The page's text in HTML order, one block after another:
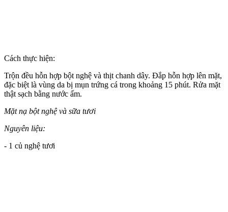
Cách thực hiện:
Trộn đều hỗn hợp bột nghệ và thịt chanh dây. Đắp hỗn hợp lên mặt,
đặc biệt là vùng da bị mụn trứng cá trong khoảng 15 phút. Rửa mặt
thật sạch bằng nước ấm.
Mặt nạ bột nghệ và sữa tươi
Nguyên liệu:
- 1 củ nghệ tươi